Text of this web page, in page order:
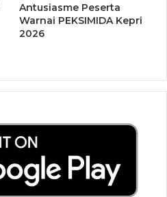
Antusiasme Peserta
Warnai PEKSIMIDA Kepri
2026